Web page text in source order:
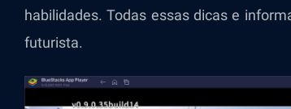
habilidades. Todas essas dicas e
futurista.